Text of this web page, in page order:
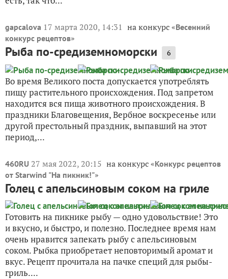
gapcalova 17 марта 2020, 14:31 на конкурс «Весенний
конкурс рецептов»
Рыба по-средиземноморски 6
Во время Великого поста допускается употреблять
пищу растительного происхождения. Под запретом
находится вся пища животного происхождения. В
праздники Благовещения, Вербное воскресенье или
другой престольный праздник, выпавший на этот
период,...
460RU 27 мая 2022, 20:15 на конкурс «Конкурс рецептов
от Starwind "На пикник!"»
Голец с апельсиновым соком на гриле
Готовить на пикнике рыбу — одно удовольствие! Это
и вкусно, и быстро, и полезно. Последнее время нам
очень нравится запекать рыбу с апельсиновым
соком. Рыбка приобретает неповторимый аромат и
вкус. Рецепт прочитала на пачке специй для рыбы-
гриль....